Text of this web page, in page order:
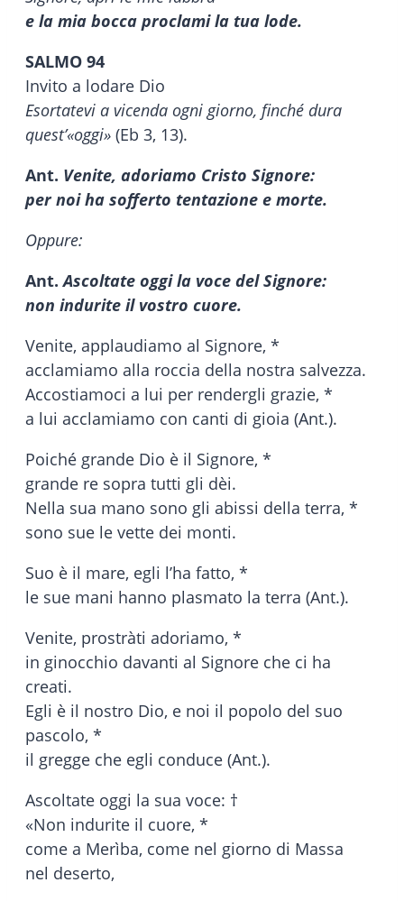
e la mia bocca proclami la tua lode.
SALMO 94
Invito a lodare Dio
Esortatevi a vicenda ogni giorno, finché dura
quest’«oggi» (Eb 3, 13).
Ant. Venite, adoriamo Cristo Signore:
per noi ha sofferto tentazione e morte.
Oppure:
Ant.Ascoltate oggi la voce del Signore:
non indurite il vostro cuore.
Venite, applaudiamo al Signore, *
acclamiamo alla roccia della nostra salvezza.
Accostiamoci a lui per rendergli grazie, *
a lui acclamiamo con canti di gioia (Ant.).
Poiché grande Dio è il Signore, *
grande re sopra tutti gli dèi.
Nella sua mano sono gli abissi della terra, *
sono sue le vette dei monti.
Suo è il mare, egli l’ha fatto, *
le sue mani hanno plasmato la terra (Ant.).
Venite, prostràti adoriamo, *
in ginocchio davanti al Signore che ci ha
creati.
Egli è il nostro Dio, e noi il popolo del suo
pascolo, *
il gregge che egli conduce (Ant.).
Ascoltate oggi la sua voce: †
«Non indurite il cuore, *
come a Merìba, come nel giorno di Massa
nel deserto,